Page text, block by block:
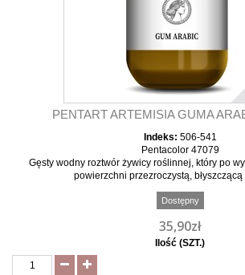
PENTART ARTEMISIA GUMA
Indeks: 506-541
Pentacolor 47079
Gęsty wodny roztwór żywicy roślinnej, który po
powierzchni przezroczystą, błyszczącą
Dostępny
35,90zł
Ilość (SZT.)